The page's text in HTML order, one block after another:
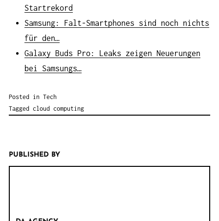
Startrekord
Samsung: Falt-Smartphones sind noch nichts
für den…
Galaxy Buds Pro: Leaks zeigen Neuerungen
bei Samsungs…
Posted in Tech
Tagged cloud computing
PUBLISHED BY